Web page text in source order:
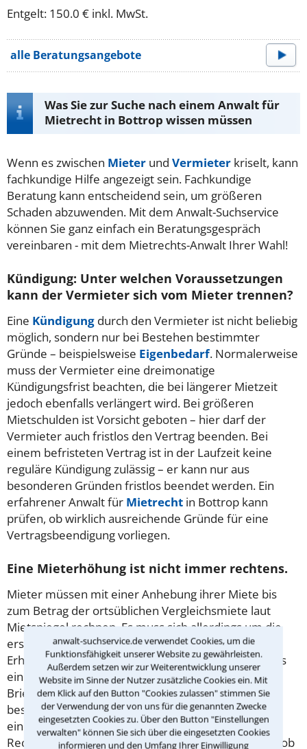
anwalt-suchservice.de verwendet Cookies, um die
Funktionsfähigkeit unserer Website zu gewährleisten.
Außerdem setzen wir zur Weiterentwicklung unserer
Website im Sinne der Nutzer zusätzliche Cookies ein. Mit
dem Klick auf den Button "Cookies zulassen" stimmen Sie
der Verwendung der von uns für die genannten Zwecke
eingesetzten Cookies zu. Über den Button "Einstellungen
verwalten" können Sie sich über die eingesetzten Cookies
informieren und den Umfang Ihrer Einwilligung
Entgelt: 150.0 € inkl. MwSt.
alle Beratungsangebote
Was Sie zur Suche nach einem Anwalt für
Mietrecht in Bottrop wissen müssen
Wenn es zwischen Mieter und Vermieter kriselt, kann
fachkundige Hilfe angezeigt sein. Fachkundige
Beratung kann entscheidend sein, um größeren
Schaden abzuwenden. Mit dem Anwalt-Suchservice
können Sie ganz einfach ein Beratungsgespräch
vereinbaren - mit dem Mietrechts-Anwalt Ihrer Wahl!
Kündigung: Unter welchen Voraussetzungen
kann der Vermieter sich vom Mieter trennen?
Eine Kündigung durch den Vermieter ist nicht beliebig
möglich, sondern nur bei Bestehen bestimmter
Gründe – beispielsweise Eigenbedarf. Normalerweise
muss der Vermieter eine dreimonatige
Kündigungsfrist beachten, die bei längerer Mietzeit
jedoch ebenfalls verlängert wird. Bei größeren
Mietschulden ist Vorsicht geboten – hier darf der
Vermieter auch fristlos den Vertrag beenden. Bei
einem befristeten Vertrag ist in der Laufzeit keine
reguläre Kündigung zulässig – er kann nur aus
besonderen Gründen fristlos beendet werden. Ein
erfahrener Anwalt für Mietrecht in Bottrop kann
prüfen, ob wirklich ausreichende Gründe für eine
Vertragsbeendigung vorliegen.
Eine Mieterhöhung ist nicht immer rechtens.
Mieter müssen mit einer Anhebung ihrer Miete bis
zum Betrag der ortsüblichen Vergleichsmiete laut
Mietspiegel rechnen. Es muss sich allerdings um die
erste Erhöhung seit 15 Monaten handeln. Ein
Erhöhungsverlangen der Vermieters darf frühestens
ein Jahr nach der letzten Mietsteigerung im
Briefkasten liegen. Eine Staffelmietvereinbarung
besagt, dass der Betrag in festen Zeitabständen um
eine bestimmte Summe angehoben wird. Ein
Rechtsanwalt für Mietrecht in Bottrop kann prüfen, ob